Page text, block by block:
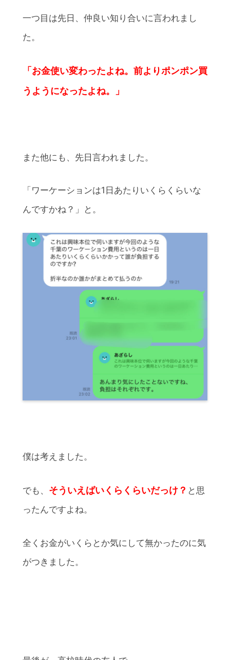
一つ目は先日、仲良い知り合いに言われまし
た。
「お金使い変わったよね。前よりポンポン買
うようになったよね。」
また他にも、先日言われました。
「ワーケーションは1日あたりいくらくらいな
んですかね？」と。
僕は考えました。
でも、 そういえばいくらくらいだっけ？ と思
ったんですよね。
全くお金がいくらとか気にして無かったのに気
がつきました。